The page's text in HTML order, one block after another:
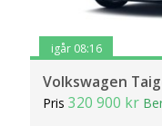
igår 08:16
Volkswagen
Pris320 900 kr